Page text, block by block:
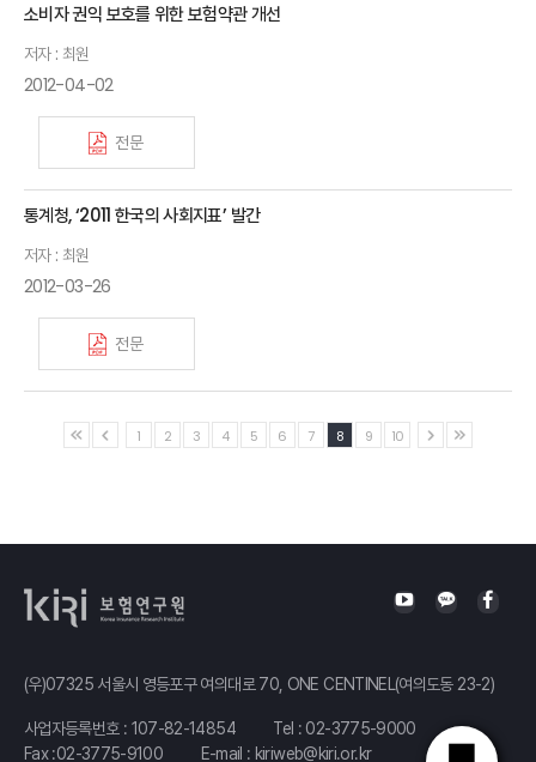
소비자 권익 보호를 위한 보험약관 개선
저자 : 최원
2012-04-02
전문
통계청, ‘2011 한국의 사회지표’ 발간
저자 : 최원
2012-03-26
전문
1 2 3 4 5 6 7 8 9 10
(우)07325 서울시 영등포구 여의대로 70, ONE CENTINEL(여의도동 23-2)
사업자등록번호 : 107-82-14854 Tel : 02-3775-9000
Fax :02-3775-9100
E-mail : kiriweb@kiri.or.kr